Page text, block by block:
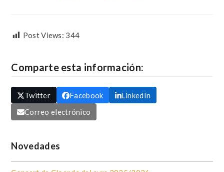
Post Views: 344
Comparte esta información:
Twitter Facebook
LinkedIn
Correo electrónico
Novedades